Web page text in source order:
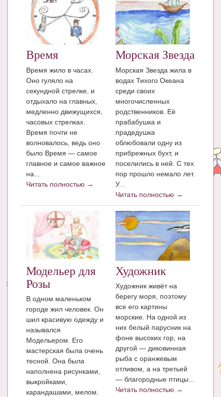
Полезные ссылки
Опросы
НОВОСТИ ЛОПОТУНА
Блог Администратора
О проекте
Сотрудничество. Авторам
Время
Время жило в часах.
Оно гуляло на
секундной стрелке, и
отдыхало на главных,
медленно движущихся,
часовых стрелках.
Время почти не
волновалось, ведь оно
было Время — самое
главное и самое важное
на...
Читать полностью →
Морская Звезда
Морская Звезда жила в
водах Тихого Океана
среди своих
многочисленных
родственников. Её
прабабушка и
прадедушка
облюбовали одну из
прибрежных бухт, и
поселились в ней. С тех
пор прошло немало лет.
У...
Читать полностью →
Модельер для
Розы
В одном маленьком
городе жил человек. Он
шил красивую одежду и
назывался
Модельером. Его
мастерская была очень
тесной. Она была
наполнена рисунками,
выкройками,
карандашами, мелом.
Художник
Художник живёт на
берегу моря, поэтому
все его картины
морские. На одной из
них белый парусник на
фоне высоких гор, на
другой — диковинная
рыба с оранжевым
отливом, а на третьей
— благородные птицы...
Читать полностью →